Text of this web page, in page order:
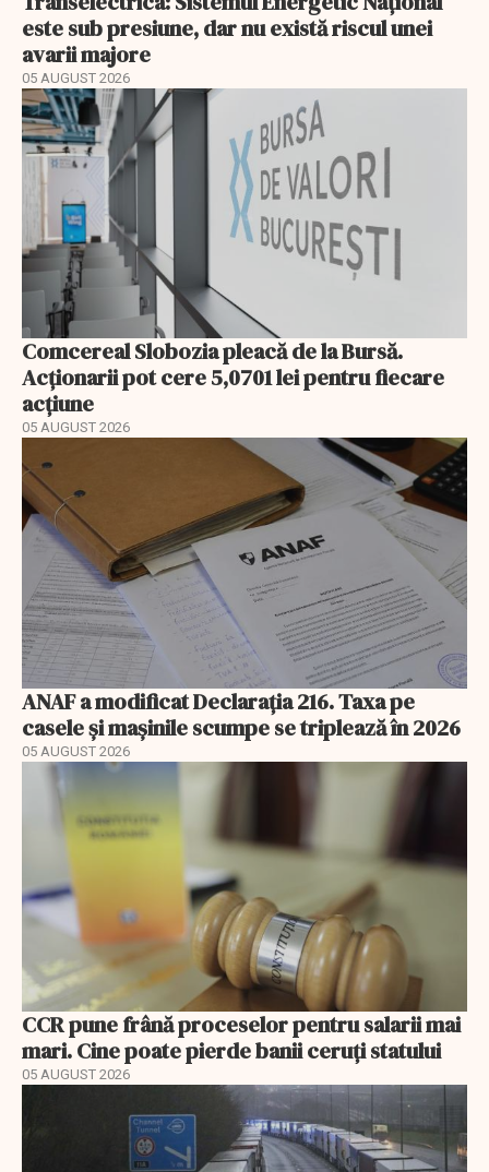
este sub presiune, dar nu există riscul unei
avarii majore
05 AUGUST 2026
Comcereal Slobozia pleacă de la Bursă.
Acționarii pot cere 5,0701 lei pentru fiecare
acțiune
05 AUGUST 2026
ANAF a modificat Declarația 216. Taxa pe
casele și mașinile scumpe se triplează în 2026
05 AUGUST 2026
CCR pune frână proceselor pentru salarii mai
mari. Cine poate pierde banii ceruți statului
05 AUGUST 2026